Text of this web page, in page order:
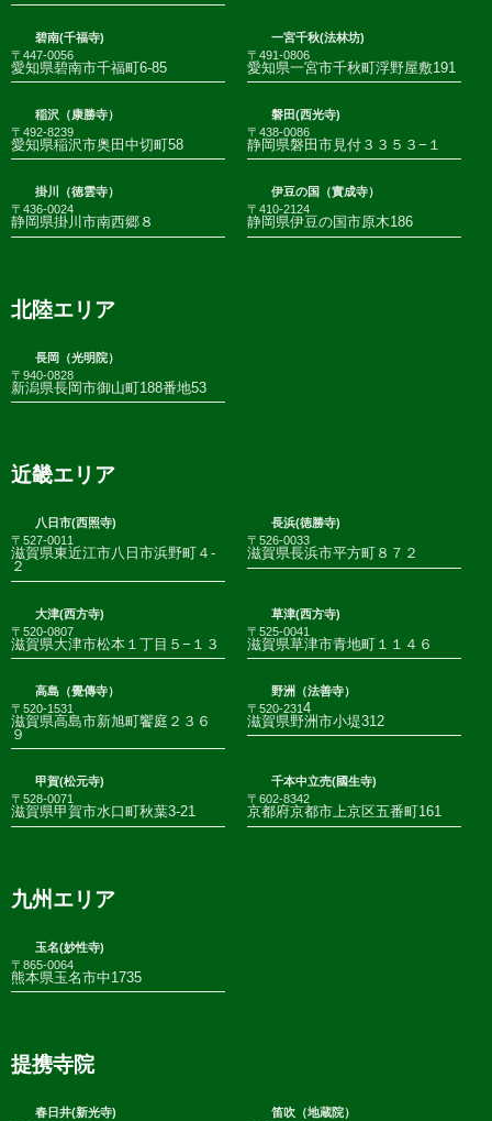
碧南(千福寺)
〒447-0056
愛知県碧南市千福町6-85
一宮千秋(法林坊)
〒491-0806
愛知県一宮市千秋町浮野屋敷191
稲沢（康勝寺）
〒492-8239
愛知県稲沢市奥田中切町58
磐田(西光寺)
〒438-0086
静岡県磐田市見付３３５３−１
掛川（徳雲寺）
〒436-0024
静岡県掛川市南西郷８
伊豆の国（實成寺）
〒410-2124
静岡県伊豆の国市原木186
北陸エリア
長岡（光明院）
〒940-0828
新潟県長岡市御山町188番地53
近畿エリア
八日市(西照寺)
〒527-0011
滋賀県東近江市八日市浜野町４-
２
長浜(徳勝寺)
〒526-0033
滋賀県長浜市平方町８７２
大津(西方寺)
〒520-0807
滋賀県大津市松本１丁目５−１３
草津(西方寺)
〒525-0041
滋賀県草津市青地町１１４６
高島（覺傳寺）
〒520-1531
滋賀県高島市新旭町饗庭２３６
９
野洲（法善寺）
〒520-2314
滋賀県野洲市小堤312
甲賀(松元寺)
〒528-0071
滋賀県甲賀市水口町秋葉3-21
千本中立売(國生寺)
〒602-8342
京都府京都市上京区五番町161
九州エリア
玉名(妙性寺)
〒865-0064
熊本県玉名市中1735
提携寺院
春日井(新光寺)
笛吹（地蔵院）